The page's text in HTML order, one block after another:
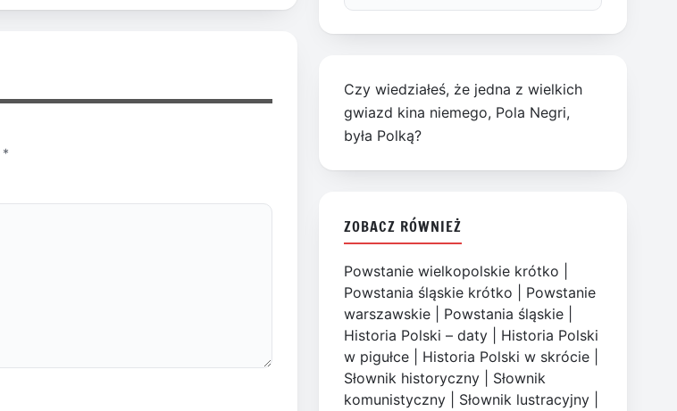
*
Czy wiedziałeś, że jedna z wielkich
gwiazd kina niemego, Pola Negri,
była Polką?
ZOBACZ RÓWNIEŻ
Powstanie wielkopolskie krótko
Powstania śląskie krótko
Powstanie
warszawskie
Powstania śląskie
Historia Polski – daty
Historia Polski
w pigułce
Historia Polski w skrócie
Słownik historyczny
Słownik
komunistyczny
Słownik lustracyjny